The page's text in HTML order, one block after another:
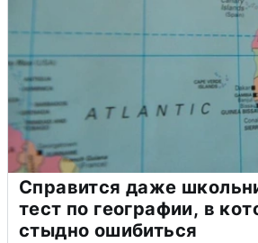
Справится даже
тест по географии, в
стыдно ошибиться